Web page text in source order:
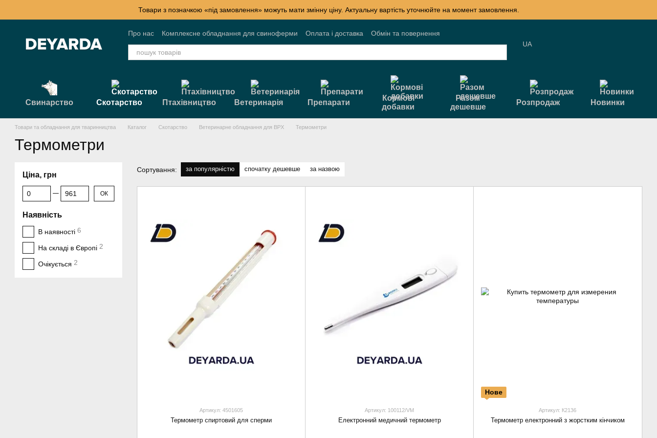
Товари з позначкою «під замовлення» можуть мати змінну ціну. Актуальну вартість уточнюйте на момент замовлення.
Про нас Комплексне обладнання для свиноферми Оплата і доставка
Обмін та повернення
Контактна інформація
Блог Накопичувальні знижки Акції Договір публічної оферти UA
Свинарство Скотарство Птахівництво Ветеринарія Препарати
Кормові
добавки
Разом
дешевше
Розпродаж Новинки
Товари та обладнання для тваринництва Каталог Скотарство Ветеринарне обладнання для ВРХ Термометри
Термометри
Сортування: за популярністю спочатку дешевше за назвою
Артикул: 4501605
Термометр спиртовий для сперми
Артикул: 100112/VM
Електронний медичний термометр
Нове
Артикул: К2136
Термометр електронний з жорстким кінчиком
Ціна, грн
От Ціна, грн
До Ціна, грн ОК
Наявність
В наявності 6
На складі в Європі 2
Очікується 2